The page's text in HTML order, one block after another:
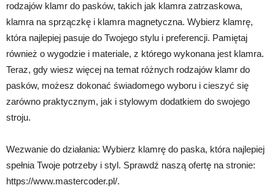
rodzajów klamr do pasków, takich jak klamra zatrzaskowa,
klamra na sprzączkę i klamra magnetyczna. Wybierz klamrę,
która najlepiej pasuje do Twojego stylu i preferencji. Pamiętaj
również o wygodzie i materiale, z którego wykonana jest klamra.
Teraz, gdy wiesz więcej na temat różnych rodzajów klamr do
pasków, możesz dokonać świadomego wyboru i cieszyć się
zarówno praktycznym, jak i stylowym dodatkiem do swojego
stroju.
Wezwanie do działania: Wybierz klamrę do paska, która najlepiej
spełnia Twoje potrzeby i styl. Sprawdź naszą ofertę na stronie:
https://www.mastercoder.pl/.